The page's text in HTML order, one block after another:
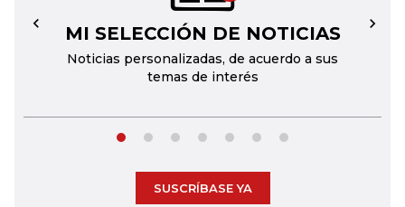
MI SELECCIÓN DE NOTICIAS
Noticias personalizadas, de acuerdo a sus
temas de interés
← →
SUSCRÍBASE YA